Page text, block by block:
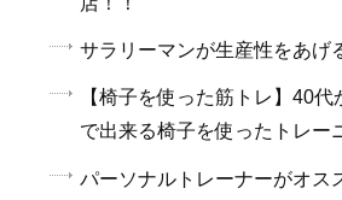
サラリーマンが生産性をあげ
【椅子を使った筋トレ】40
で出来る椅子を使ったトレー
パーソナルトレーナーがオス